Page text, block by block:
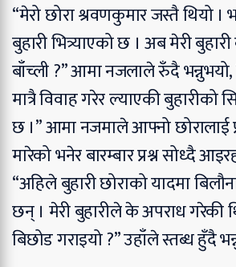
“मेरो छोरा श्रवणकुमार जस्तै थियो ।
बुहारी भित्र्याएको छ । अब मेरी
बाँच्ली ?” आमा नजलाले रुँदै
मात्रै विवाह गरेर ल्याएकी बुहारीको
छ ।” आमा नजमाले आफ्नो छोरालाई
मारेको भनेर बारम्बार प्रश्न सोध्दै
“अहिले बुहारी छोराको यादमा
छन् । मेरी बुहारीले के अपराध गरेकी
बिछोड गराइयो ?” उहाँले स्तब्ध हुँदै